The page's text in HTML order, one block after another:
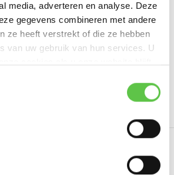
media, adverteren en analyse. Deze
gegevens combineren met andere
ze heeft verstrekt of die ze hebben
van uw gebruik van hun services. U
LIC-MS350-